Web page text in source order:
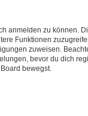
anmelden zu können.
Funktionen
zuweisen.
bevor du dich
bewegst.